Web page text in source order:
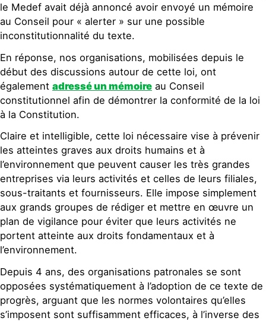
le Medef avait déjà annoncé avoir envoyé un mémoire
au Conseil pour « alerter » sur une possible
inconstitutionnalité du texte.
En réponse, nos organisations, mobilisées depuis le
début des discussions autour de cette loi, ont
également adressé un mémoire au Conseil
constitutionnel afin de démontrer la conformité de la loi
à la Constitution.
Claire et intelligible, cette loi nécessaire vise à prévenir
les atteintes graves aux droits humains et à
l’environnement que peuvent causer les très grandes
entreprises via leurs activités et celles de leurs filiales,
sous-traitants et fournisseurs. Elle impose simplement
aux grands groupes de rédiger et mettre en œuvre un
plan de vigilance pour éviter que leurs activités ne
portent atteinte aux droits fondamentaux et à
l’environnement.
Depuis 4 ans, des organisations patronales se sont
opposées systématiquement à l’adoption de ce texte de
progrès, arguant que les normes volontaires qu’elles
s’imposent sont suffisamment efficaces, à l’inverse des